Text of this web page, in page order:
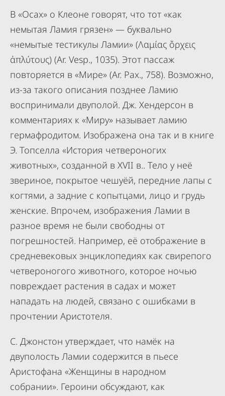
В «Осах» о Клеоне говорят, что тот «как
немытая Ламия грязен» — буквально
«немытые тестикулы Ламии» (Λαμίας ὄρχεις
ἀπλύτους) (Ar. Vesp., 1035). Этот пассаж
повторяется в «Мире» (Ar. Pax., 758). Возможно,
из-за такого описания позднее Ламию
воспринимали двуполой. Дж. Хендерсон в
комментариях к «Миру» называет ламию
гермафродитом. Изображена она так и в книге
Э. Топселла «История четвероногих
животных», созданной в XVII в.. Тело у неё
звериное, покрытое чешуёй, передние лапы с
когтями, а задние с копытцами, лицо и грудь
женские. Впрочем, изображения Ламии в
разное время не были свободны от
погрешностей. Например, её отображение в
средневековых энциклопедиях как свирепого
четвероногого животного, которое ночью
повреждает растения в садах и может
нападать на людей, связано с ошибками в
прочтении Аристотеля.
С. Джонстон утверждает, что намёк на
двуполость Ламии содержится в пьесе
Аристофана «Женщины в народном
собрании». Героини обсуждают, как